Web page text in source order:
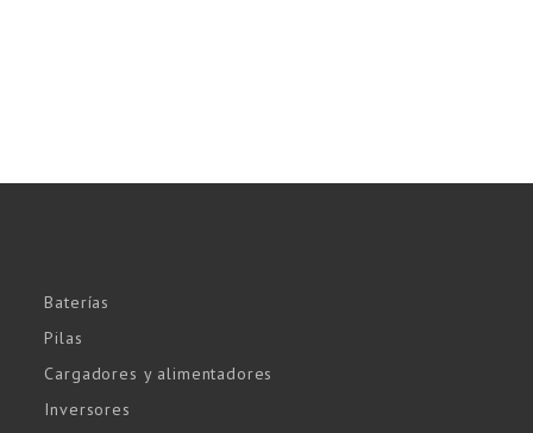
Baterías
Pilas
Cargadores y alimentadores
Inversores